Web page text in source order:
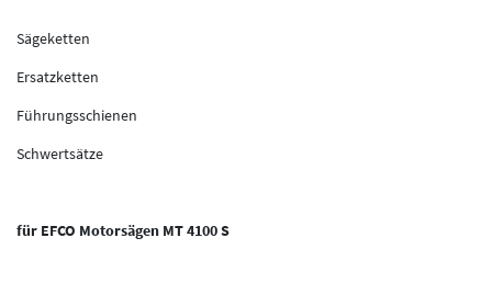
Sägeketten
Ersatzketten
Führungsschienen
Schwertsätze
für EFCO Motorsägen MT 4100 S